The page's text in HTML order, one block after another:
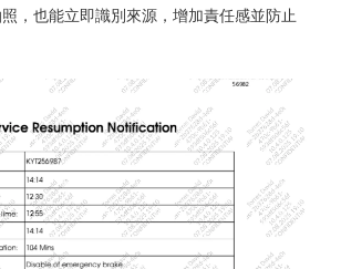
，也能立即識別來源，增加責任感並防止